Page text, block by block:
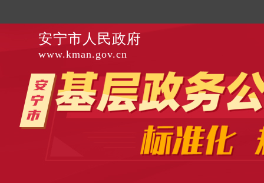
安宁市人民政府
www.kman.gov.cn